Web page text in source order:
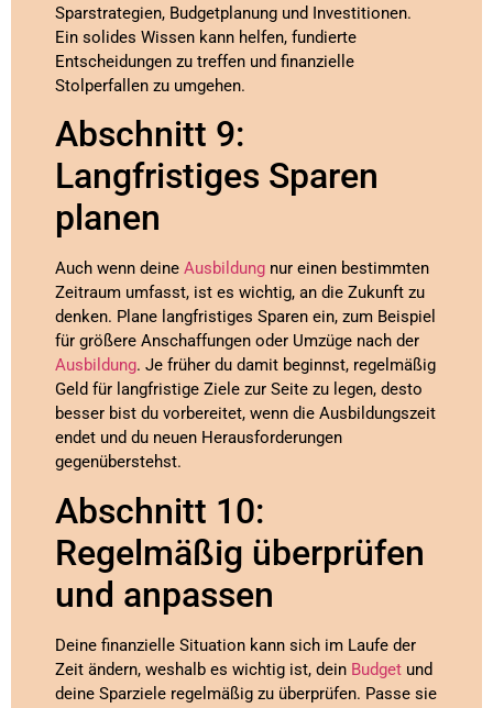
Sparstrategien, Budgetplanung und Investitionen.
Ein solides Wissen kann helfen, fundierte
Entscheidungen zu treffen und finanzielle
Stolperfallen zu umgehen.
Abschnitt 9:
Langfristiges Sparen
planen
Auch wenn deine Ausbildung nur einen bestimmten
Zeitraum umfasst, ist es wichtig, an die Zukunft zu
denken. Plane langfristiges Sparen ein, zum Beispiel
für größere Anschaffungen oder Umzüge nach der
Ausbildung. Je früher du damit beginnst, regelmäßig
Geld für langfristige Ziele zur Seite zu legen, desto
besser bist du vorbereitet, wenn die Ausbildungszeit
endet und du neuen Herausforderungen
gegenüberstehst.
Abschnitt 10:
Regelmäßig überprüfen
und anpassen
Deine finanzielle Situation kann sich im Laufe der
Zeit ändern, weshalb es wichtig ist, dein Budget und
deine Sparziele regelmäßig zu überprüfen. Passe sie